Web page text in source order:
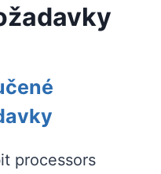
processors